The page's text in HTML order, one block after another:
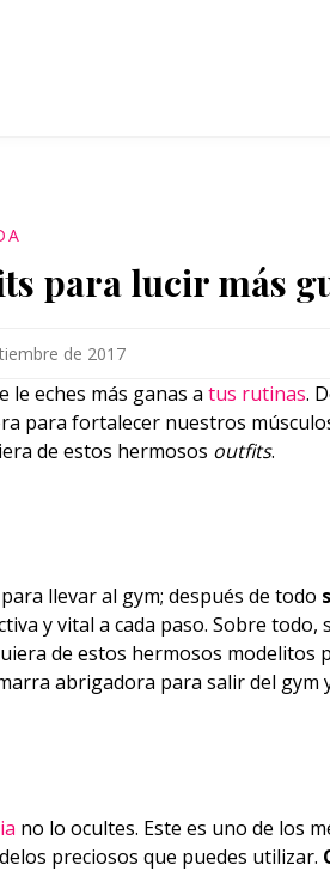
para lucir más
de 2017
le eches más ganas a tus rutinas.
para fortalecer nuestros
de estos hermosos outfits.
llevar al gym; después de todo
y vital a cada paso. Sobre
de estos hermosos modelitos
abrigadora para salir del gym
no lo ocultes. Este es uno de los
preciosos que puedes utilizar.